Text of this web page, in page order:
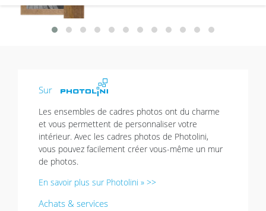
Sur
Les ensembles de cadres photos ont du charme
et vous permettent de personnaliser votre
intérieur. Avec les cadres photos de Photolini,
vous pouvez facilement créer vous-même un mur
de photos.
En savoir plus sur Photolini » >>
Achats & services